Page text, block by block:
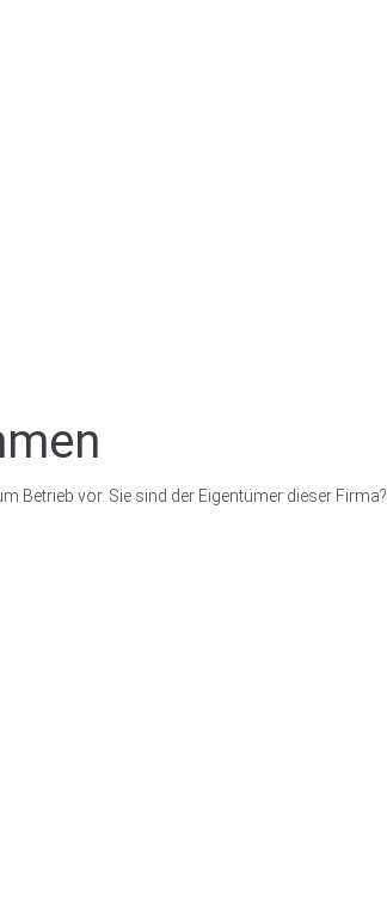
Betrieb vor. Sie sind der Eigentümer dieser Firma?